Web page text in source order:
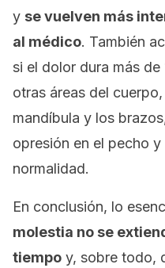
y se vuelven más
al médico. También
si el dolor dura más de
otras áreas del
mandíbula y los
opresión en el pecho
normalidad.
En conclusión, lo
molestia no se
tiempo y, sobre todo,